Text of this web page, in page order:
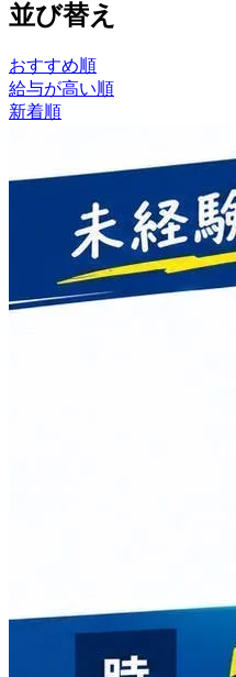
並び替え
おすすめ順
給与が高い順
新着順